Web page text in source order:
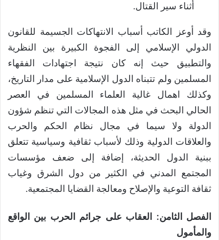
أثناء سير القتال.
وقد أوعز الكاتب أسباب الانتهاكات الجسيمة للقانون
الدولي الإسلامي إلى الفجوة الكبيرة بين النظرية
والتطبيق حيث إنه كان نتيجة اجتهادات الفقهاء
المسلمين ولم تتبناه الدول الإسلامية على مدار التاريخ،
وكذلك اهمال غالية العلماء المسلمين في العصر
الحالي البحث في مثل هذه المجالات التي تنظم شؤون
الدولة ولا سيما في مجال نظام الحكم والحرب
والعلاقات الدولية وذلك لأسباب ثقافية وسياسية تتعلق
ببنية الدول الحديثة، إضافة إلى ضعف مؤسسات
المجتمع المدني في الكثير من دول الشرق وغياب
ثقافة التوعية والإصلاح ومعالجة القضايا المجتمعية.
الفصل الثامن: العقاب على جرائم الحرب بين الواقع
والمأمول